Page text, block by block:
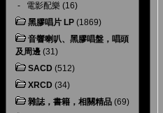
- 電影配樂 (16)
黑膠唱片 LP (1869)
音響喇叭、黑膠唱盤，唱頭
及周邊 (31)
SACD (512)
XRCD (34)
雜誌，書籍，相關精品 (69)